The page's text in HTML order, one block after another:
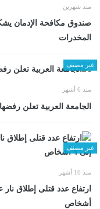
منذ شهرين
صندوق مكافحة الإدمان
المخدرات
غير مصنف
منذ 6 أشهر
الجامعة العربية تعلن
غير مصنف
منذ 10 أشهر
أشخاص